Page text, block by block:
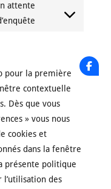
service
attente
Consent
pour la première
contextuelle
Dès que vous
» vous nous
cookies et
dans la fenêtre
présente politique
l’utilisation des